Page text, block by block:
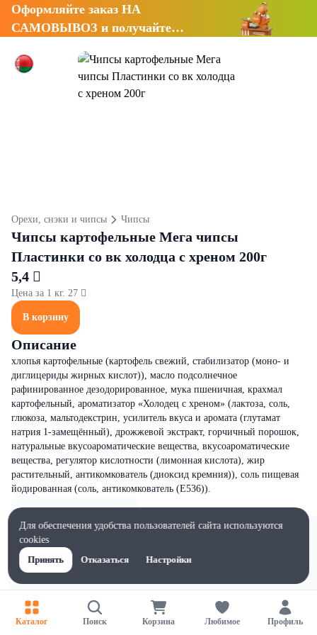
Оформляйте заказ НА
САМОВЫВОЗ и получайте
Орехи, снэки и чипсы Чипсы
Чипсы картофельные Мега чипсы
Пластинки со вк холодца с хреном 200г
5,4 
Цена за 1 кг. 27 
В корзину
Описание
хлопья картофельные (картофель свежий, стабилизатор (моно- и
диглицериды жирных кислот)), масло подсолнечное
рафинированное дезодорированное, мука пшеничная, крахмал
картофельный, ароматизатор «Холодец с хреном» (лактоза, соль,
глюкоза, мальтодекстрин, усилитель вкуса и аромата (глутамат
натрия 1-замещённый), дрожжевой экстракт, горчичный порошок,
натуральные вкусоароматические вещества, вкусоароматические
вещества, регулятор кислотности (лимонная кислота), жир
растительный, антикомкователь (диоксид кремния)), соль пищевая
йодированная (соль, антикомкователь (Е536)).
Каталог Поиск Корзина Любимое Профиль
Для обеспечения удобства пользователей сайта используются
cookies
Принять
Отказаться Настройки